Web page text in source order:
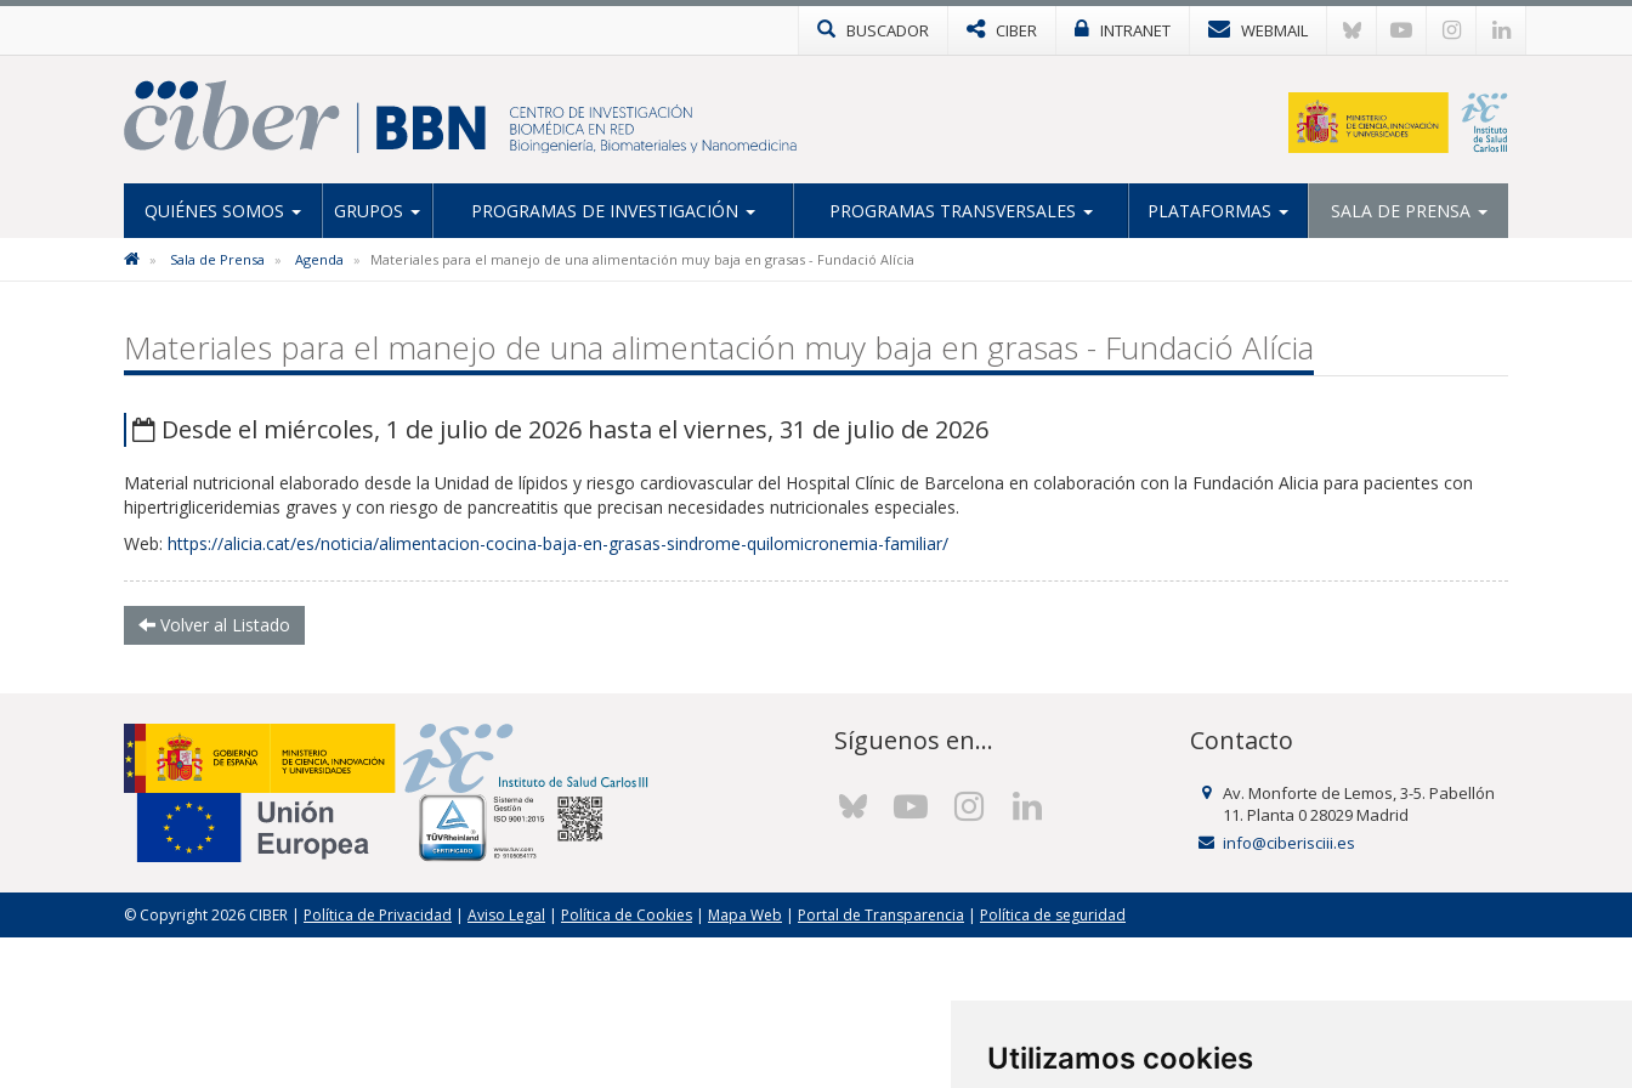
Utilizamos cookies
BUSCADOR CIBER INTRANET WEBMAIL
QUIÉNES SOMOS GRUPOS PROGRAMAS DE INVESTIGACIÓN PROGRAMAS TRANSVERSALES PLATAFORMAS SALA DE PRENSA
Sala de Prensa Agenda Materiales para el manejo de una alimentación muy baja en grasas - Fundació Alícia
Materiales para el manejo de una alimentación muy baja en grasas - Fundació Alícia
Desde el miércoles, 1 de julio de 2026 hasta el viernes, 31 de julio de 2026
Material nutricional elaborado desde la Unidad de lípidos y riesgo cardiovascular del Hospital Clínic de Barcelona en colaboración con la Fundación Alicia para pacientes con
hipertrigliceridemias graves y con riesgo de pancreatitis que precisan necesidades nutricionales especiales.
Web: https://alicia.cat/es/noticia/alimentacion-cocina-baja-en-grasas-sindrome-quilomicronemia-familiar/
Volver al Listado
Síguenos en... Contacto
Av. Monforte de Lemos, 3-5. Pabellón
11. Planta 0 28029 Madrid
info@ciberisciii.es
© Copyright 2026 CIBER | Política de Privacidad | Aviso Legal | Política de Cookies | Mapa Web | Portal de Transparencia | Política de seguridad